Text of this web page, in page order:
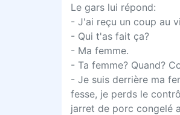
Le gars lui répond:
- J'ai reçu un coup au
- Qui t'as fait ça?
- Ma femme.
- Ta femme? Quand?
- Je suis derrière ma
fesse, je perds le
jarret de porc congelé